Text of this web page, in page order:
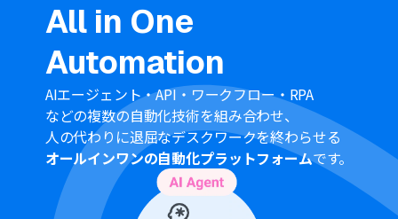
Googleフォームのトリガー設定で、このワークフローを
起動させたい対象のフォームIDを任意で設定してくださ
い。これにより、特定のフォームに回答が送信された場合
のみ自動化が実行されます。
Dropboxの「ファイルをアップロード」アクションで、
変換後のPDFファイルを保存したいフォルダを任意で指定
してください。
CloudConvertの「ファイルを変換」アクションでは、変
換後のファイル名などを任意の値に設定することが可能
です。
■注意事項
All in One
Automation
AIエージェント・API・ワークフロー・RPA
などの複数の自動化技術を組み合わせ、
人の代わりに退屈なデスクワークを終わらせる
オールインワンの自動化プラットフォームです。